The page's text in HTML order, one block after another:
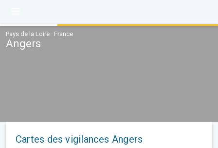
Pays de la Loire · France
Angers
Cartes des vigilances Angers